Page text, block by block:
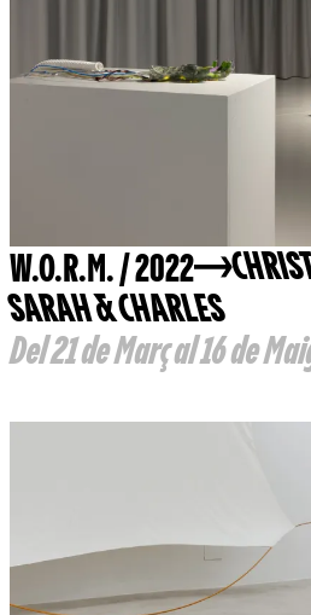
W.O.R.M. / 2022
SARAH & CHARLES
Del 21 de Març al 16 de